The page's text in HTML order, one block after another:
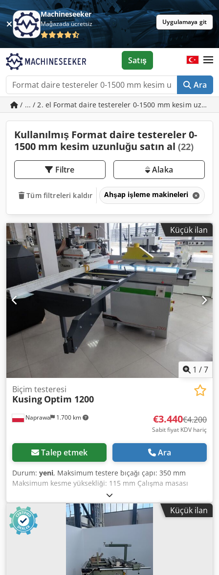
Machineseeker
Mağazada ücretsiz Uygulamaya git
Ara
Satış
/ ... / 2. el Format daire testereler 0-1500 mm kesim
Kullanılmış Format daire testereler 0-
1500 mm kesim uzunluğu satın al (22)
Filtre Alaka
Tüm filtreleri kaldır Ahşap işleme makineleri
Küçük ilan
1 /7
Naprawa 1.700 km
Biçim testeresi
Kusing Optim 1200
€3.440€4.200
Sabit fiyat KDV hariç
Talep etmek Ara
Durum: yeni, Maksimum testere bıçağı çapı: 350 mm
Maksimum kesme yüksekliği: 115 mm Çalışma masası
boyutu: 560x800 mm Alüminyum araba boyutları:
1200x360 mm Testere açısı: 0-45° Crsdpei Dtyrefx Al Rjf
350mm testere ile 45°'de maksimum kesme yüksekliği: 80
mm Ana bıçak hızı: 4000 rpm Motor gücü: 4 kW Güç
kaynağı: 380V
Küçük ilan